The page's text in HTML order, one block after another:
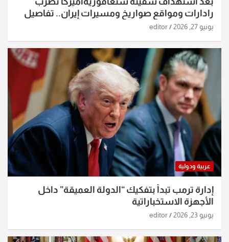
رادارات ومواقع صواريخ ومسيرات إيران.. تفاصيل
الساعات الماضية
يونيو 27, 2026 editor
عربية ودولية
إدارة ترمب تبدأ بتفكيك “الدولة العميقة” داخل
الأجهزة الاستخباراتية
يونيو 23, 2026 editor